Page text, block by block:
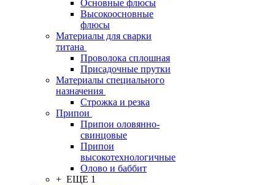
Основные флюсы
Высокоосновные
флюсы
Материалы для сварки
титана
Проволока сплошная
Присадочные прутки
Материалы специального
назначения
Строжка и резка
Припои
Припои оловянно-
свинцовые
Припои
высокотехнологичные
Олово и баббит
+ ЕЩЕ 1